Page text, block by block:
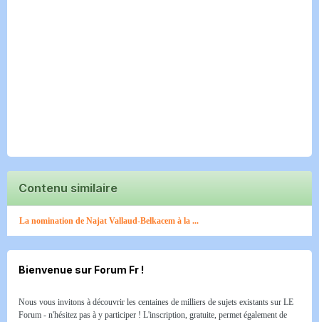
Contenu similaire
La nomination de Najat Vallaud-Belkacem à la ...
Bienvenue sur Forum Fr !
Nous vous invitons à découvrir les centaines de milliers de sujets existants sur LE
Forum - n'hésitez pas à y participer ! L'inscription, gratuite, permet également de